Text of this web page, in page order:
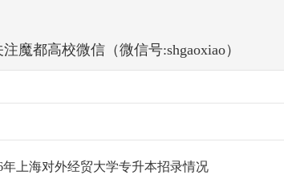
魔都高校微信（微信号:shgaoxiao）
年上海对外经贸大学专升本招录情况